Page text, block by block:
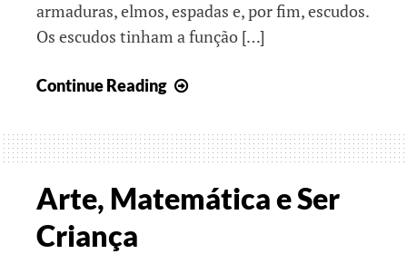
armaduras, elmos, espadas e, por fim, escudos.
Os escudos tinham a função […]
Continue Reading
ao
final
ano
Arte, Matemática e Ser
Criança